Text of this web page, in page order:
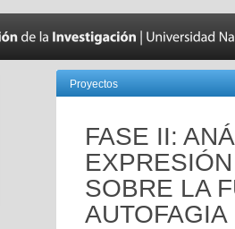
Proyectos
FASE II:
SOBRE LA